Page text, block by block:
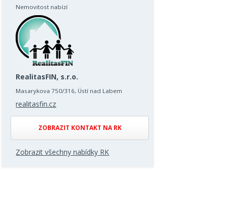
Nemovitost nabízí
RealitasFIN, s.r.o.
Masarykova 750/316, Ústí nad Labem
realitasfin.cz
ZOBRAZIT KONTAKT NA RK
Zobrazit všechny nabídky RK